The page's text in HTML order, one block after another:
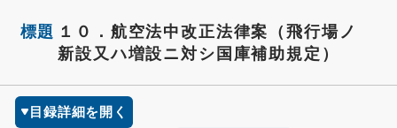
標題 １０．航空法中改正法律案（飛行場ノ
新設又ハ増設ニ対シ国庫補助規定）
目録詳細を開く